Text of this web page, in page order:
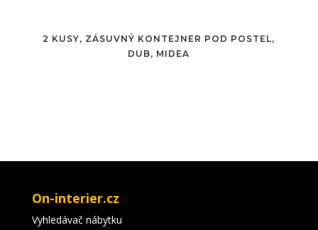
2 KUSY, ZÁSUVNÝ KONTEJNER POD POSTEL,
DUB, MIDEA
On-interier.cz
Vyhledávač nábytku